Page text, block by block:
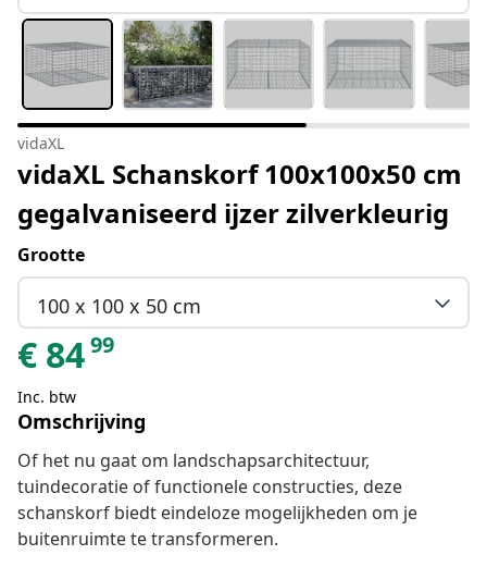
vidaXL
vidaXL Schanskorf 100x100x50 cm
gegalvaniseerd ijzer zilverkleurig
Grootte
100 x 100 x 50 cm
€ 8499
Inc. btw
Omschrijving
Of het nu gaat om landschapsarchitectuur,
tuindecoratie of functionele constructies, deze
schanskorf biedt eindeloze mogelijkheden om je
buitenruimte te transformeren.